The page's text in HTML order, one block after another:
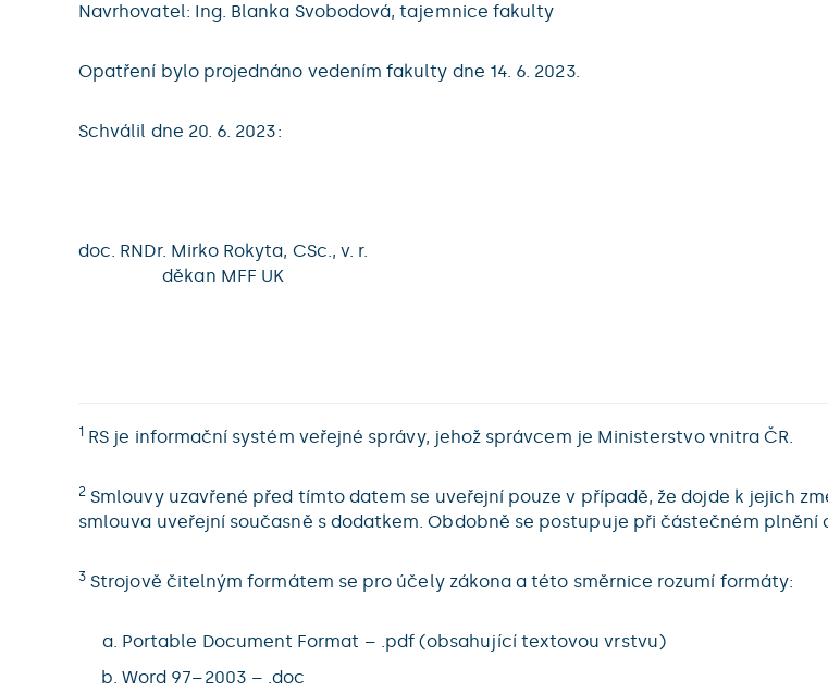
Navrhovatel: Ing. Blanka Svobodová, tajemnice fakulty
Opatření bylo projednáno vedením fakulty dne 14. 6. 2023.
Schválil dne 20. 6. 2023:
doc. RNDr. Mirko Rokyta, CSc., v. r.
děkan MFF UK
1 RS je informační systém veřejné správy, jehož správcem je Ministerstvo vnitra ČR.
2 Smlouvy uzavřené před tímto datem se uveřejní pouze v případě, že dojde k jejich
smlouva uveřejní současně s dodatkem. Obdobně se postupuje při částečném
3 Strojově čitelným formátem se pro účely zákona a této směrnice rozumí formáty:
Portable Document Format – .pdf (obsahující textovou vrstvu)
Word 97–2003 – .doc